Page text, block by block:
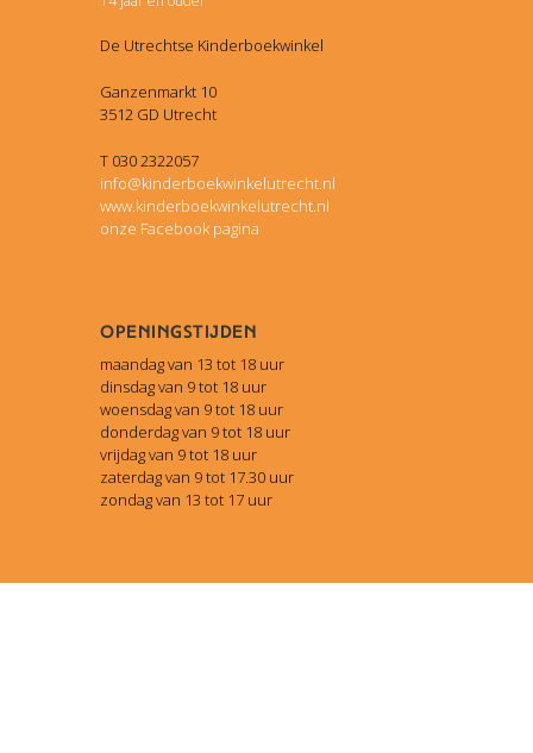
De Utrechtse Kinderboekwinkel
Ganzenmarkt 10
3512 GD Utrecht
T 030 2322057
info@kinderboekwinkelutrecht.nl
www.kinderboekwinkelutrecht.nl
onze Facebook pagina
Openingstijden
maandag van 13 tot 18 uur
dinsdag van 9 tot 18 uur
woensdag van 9 tot 18 uur
donderdag van 9 tot 18 uur
vrijdag van 9 tot 18 uur
zaterdag van 9 tot 17.30 uur
zondag van 13 tot 17 uur